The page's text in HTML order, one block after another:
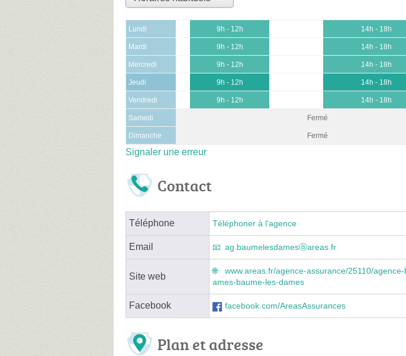
Lundi 9h - 12h 14h - 18h
Mardi 9h - 12h 14h - 18h
Mercredi 9h - 12h 14h - 18h
Jeudi 9h - 12h 14h - 18h
Vendredi 9h - 12h 14h - 18h
Samedi Fermé
Dimanche Fermé
Signaler une erreur
Contact
Téléphone Téléphoner à l'agence
Email ag.baumelesdamesⓐareas.fr
Site web
www.areas.fr/agence-assurance/25110/
ames-baume-les-dames
Facebook facebook.com/AreasAssurances
Plan et adresse